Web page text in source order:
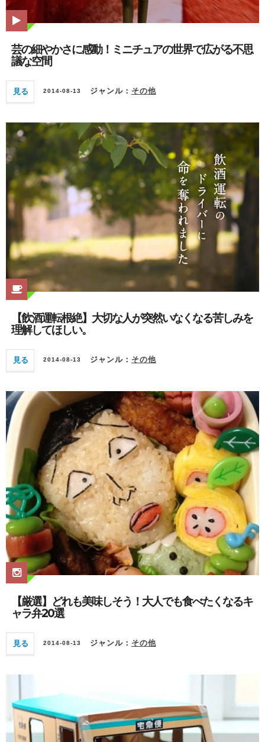
芸の細やかさに感動！ミニチュアの世界で広がる不思
議な空間
見る 2014-08-13 ジャンル： その他
【飲酒運転根絶】大切な人が突然いなくなる苦しみを
理解してほしい。
見る 2014-08-13 ジャンル： その他
【厳選】どれも美味しそう！大人でも食べたくなるキ
ャラ弁20選
見る 2014-08-13 ジャンル： その他